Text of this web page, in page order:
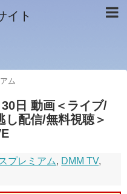
イト
ム
30日 動画＜ライブ/
配信/無料視聴＞
プレミアム, DMM TV,